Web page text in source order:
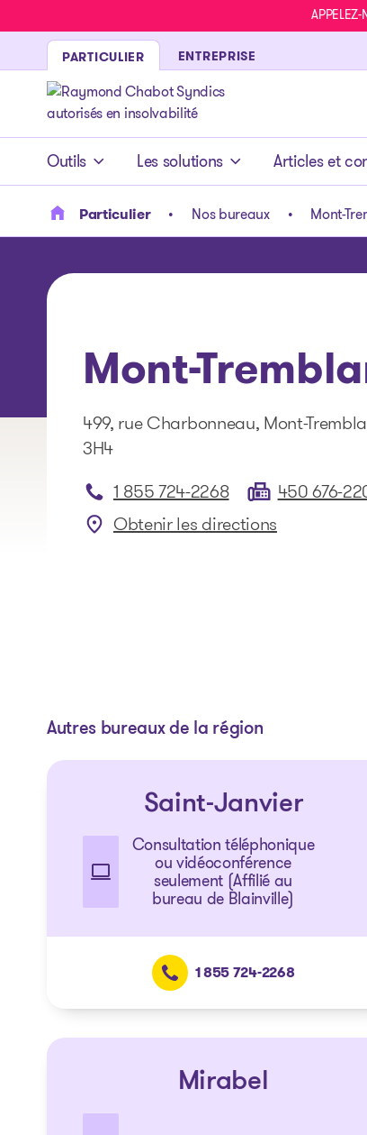
PARTICULIER ENTREPRISE
- page d’accueil
Outils Les solutions Articles et
Particulier Nos bureaux Mont-
Mont-
499, rue Charbonneau, Mont-
3H4
1 855 724-2268
450 676-
Obtenir les directions
: Mont-Tremblant
Autres bureaux de la région
Saint-Janvier
Consultation téléphonique
ou vidéoconférence
seulement (Affilié au
bureau de Blainville)
1 855 724-2268
Mirabel